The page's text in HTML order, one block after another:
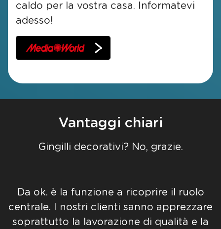
caldo per la vostra casa. Informatevi
adesso!
Vantaggi chiari
Gingilli decorativi? No, grazie.
Da ok. è la funzione a ricoprire il ruolo
centrale. I nostri clienti sanno apprezzare
soprattutto la lavorazione di qualità e la